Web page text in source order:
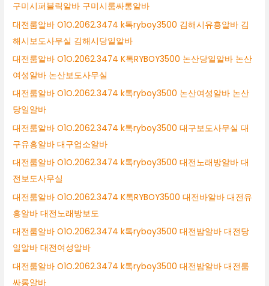
구미시퍼블릭알바 구미시룸싸롱알바
대전룸알바 O1O.2062.3474 k톡ryboy3500 김해시유흥알바 김
해시보도사무실 김해시당일알바
대전룸알바 O1O.2062.3474 K톡RYBOY3500 논산당일알바 논산
여성알바 논산보도사무실
대전룸알바 O1O.2062.3474 k톡ryboy3500 논산여성알바 논산
당일알바
대전룸알바 O1O.2062.3474 k톡ryboy3500 대구보도사무실 대
구유흥알바 대구업소알바
대전룸알바 O1O.2062.3474 k톡ryboy3500 대전노래방알바 대
전보도사무실
대전룸알바 O1O.2062.3474 K톡RYBOY3500 대전바알바 대전유
흥알바 대전노래방보도
대전룸알바 O1O.2062.3474 k톡ryboy3500 대전밤알바 대전당
일알바 대전여성알바
대전룸알바 O1O.2062.3474 k톡ryboy3500 대전밤알바 대전룸
싸롱알바